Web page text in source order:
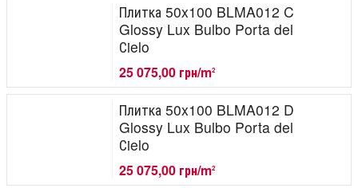
Плитка 50x100 BLMA012 C
Glossy Lux Bulbo Porta del
Сielo
25 075,00 грн/m2
Плитка 50x100 BLMA012 D
Glossy Lux Bulbo Porta del
Сielo
25 075,00 грн/m2